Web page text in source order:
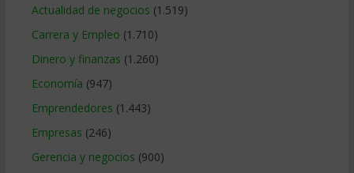
Actualidad de negocios (1.519)
Carrera y Empleo (1.710)
Dinero y finanzas (1.260)
Economía (947)
Emprendedores (1.443)
Empresas (246)
Gerencia y negocios (900)